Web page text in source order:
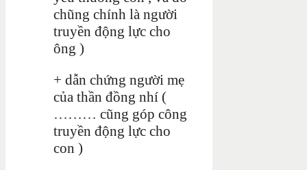
chũng chính là người
truyền động lực cho
ông )
+ dẫn chứng người mẹ
của thần đồng nhí (
……… cũng góp công
truyền động lực cho
con )